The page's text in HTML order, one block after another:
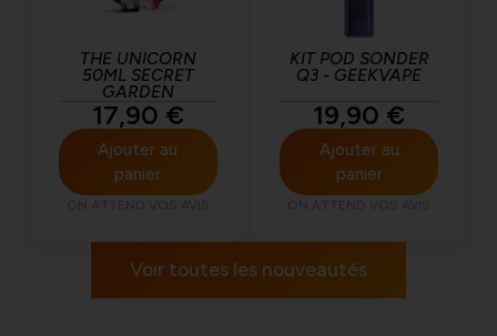
THE UNICORN
50ML SECRET
GARDEN
17,90 €
Ajouter au
panier
KIT POD SONDER
Q3 - GEEKVAPE
19,90 €
Ajouter au
panier
Voir toutes les nouveautés